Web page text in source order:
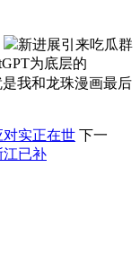
新进展引来吃瓜群
为底层的
我和龙珠漫画最后
实正在世 下一
江已补